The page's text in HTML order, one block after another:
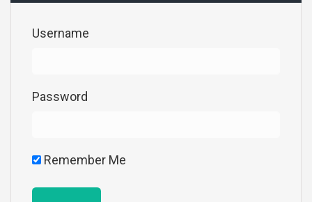
Username
Password
Remember Me